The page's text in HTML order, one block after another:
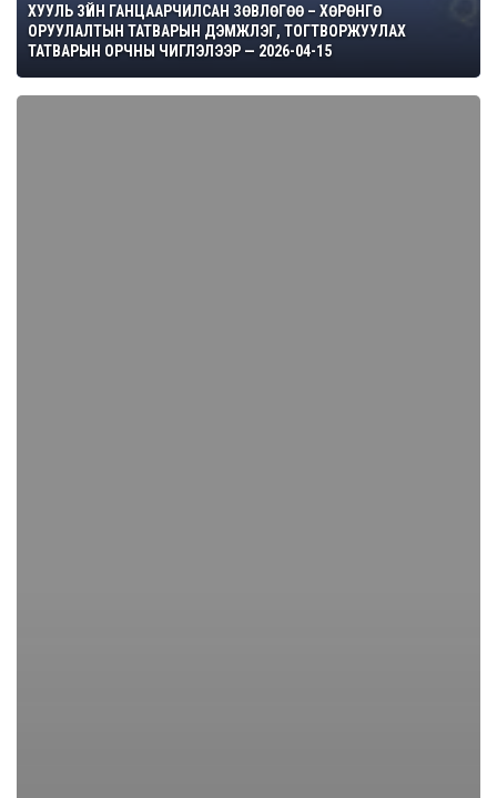
ХУУЛЬ ЗҮЙН ГАНЦААРЧИЛСАН ЗӨВЛӨГӨӨ – ХӨРӨНГӨ
ОРУУЛАЛТЫН ТАТВАРЫН ДЭМЖЛЭГ, ТОГТВОРЖУУЛАХ
ТАТВАРЫН ОРЧНЫ ЧИГЛЭЛЭЭР — 2026-04-15